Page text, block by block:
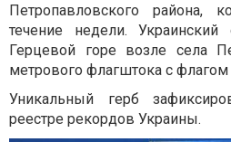
Петропавловского района,
течение недели.
Герцевой горе возле села
метрового флагштока с
Уникальный герб
реестре рекордов Украины.